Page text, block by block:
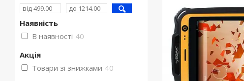
Наявність
В наявності 40
Акція
Товари зі знижками 40